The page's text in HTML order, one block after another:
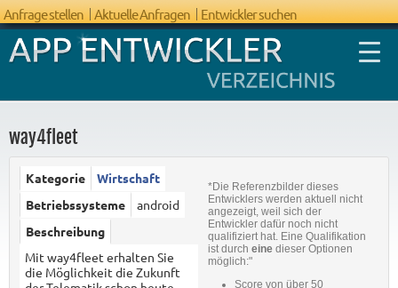
Anfrage stellen Aktuelle Anfragen Entwickler suchen
way4fleet
Kategorie
Wirtschaft
Betriebssysteme
android
Beschreibung
Mit way4fleet erhalten Sie
die Möglichkeit die Zukunft
*Die Referenzbilder dieses
Entwicklers werden aktuell nicht
angezeigt, weil sich der
Entwickler dafür noch nicht
qualifiziert hat. Eine Qualifikation
ist durch eine dieser Optionen
möglich:"
Score von über 50